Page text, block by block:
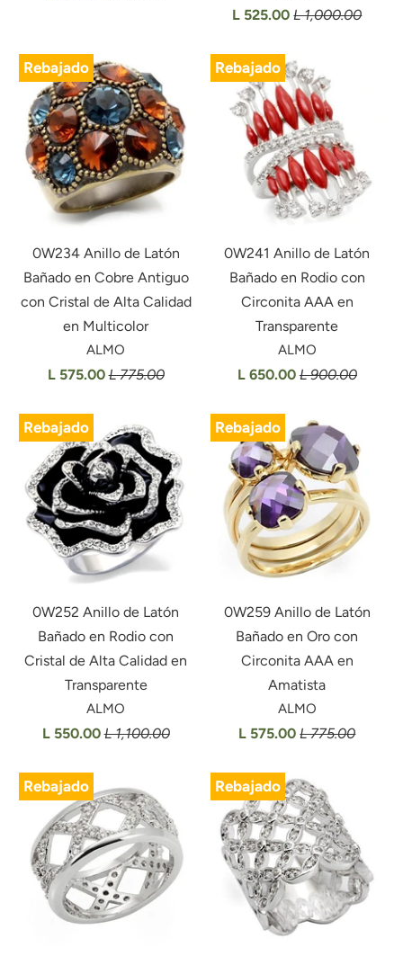
L 525.00L 1,000.00
Rebajado
0W234 Anillo de Latón
Bañado en Cobre Antiguo
con Cristal de Alta Calidad
en Multicolor
ALMO
L 575.00L 775.00
Rebajado
0W241 Anillo de Latón
Bañado en Rodio con
Circonita AAA en
Transparente
ALMO
L 650.00 L 900.00
Rebajado
0W252 Anillo de Latón
Bañado en Rodio con
Cristal de Alta Calidad en
Transparente
ALMO
L 550.00L 1,100.00
Rebajado
0W259 Anillo de Latón
Bañado en Oro con
Circonita AAA en
Amatista
ALMO
L 575.00L 775.00
Rebajado Rebajado